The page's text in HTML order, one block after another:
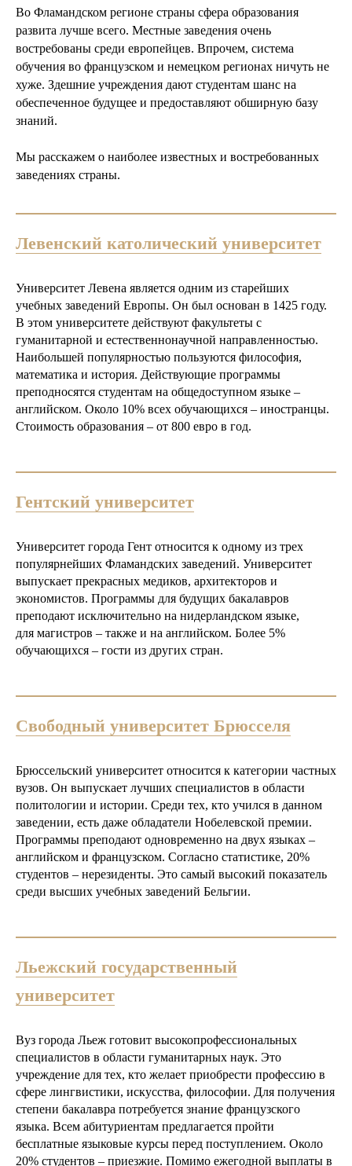
Во Фламандском регионе страны сфера образования
развита лучше всего. Местные заведения очень
востребованы среди европейцев. Впрочем, система
обучения во французском и немецком регионах ничуть не
хуже. Здешние учреждения дают студентам шанс на
обеспеченное будущее и предоставляют обширную базу
знаний.
Мы расскажем о наиболее известных и востребованных
заведениях страны.
Левенский католический университет
Университет Левена является одним из старейших
учебных заведений Европы. Он был основан в 1425 году.
В этом университете действуют факультеты с
гуманитарной и естественнонаучной направленностью.
Наибольшей популярностью пользуются философия,
математика и история. Действующие программы
преподносятся студентам на общедоступном языке –
английском. Около 10% всех обучающихся – иностранцы.
Стоимость образования – от 800 евро в год.
Гентский университет
Университет города Гент относится к одному из трех
популярнейших Фламандских заведений. Университет
выпускает прекрасных медиков, архитекторов и
экономистов. Программы для будущих бакалавров
преподают исключительно на нидерландском языке,
для магистров – также и на английском. Более 5%
обучающихся – гости из других стран.
Свободный университет Брюсселя
Брюссельский университет относится к категории частных
вузов. Он выпускает лучших специалистов в области
политологии и истории. Среди тех, кто учился в данном
заведении, есть даже обладатели Нобелевской премии.
Программы преподают одновременно на двух языках –
английском и французском. Согласно статистике, 20%
студентов – нерезиденты. Это самый высокий показатель
среди высших учебных заведений Бельгии.
Льежский государственный
университет
Вуз города Льеж готовит высокопрофессиональных
специалистов в области гуманитарных наук. Это
учреждение для тех, кто желает приобрести профессию в
сфере лингвистики, искусства, философии. Для получения
степени бакалавра потребуется знание французского
языка. Всем абитуриентам предлагается пройти
бесплатные языковые курсы перед поступлением. Около
20% студентов – приезжие. Помимо ежегодной выплаты в